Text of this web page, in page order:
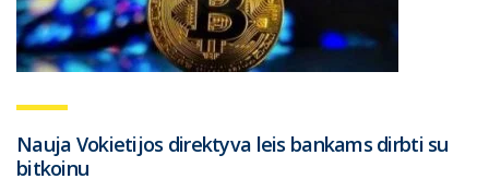
Nauja Vokietijos direktyva leis bankams dirbti su
bitkoinu